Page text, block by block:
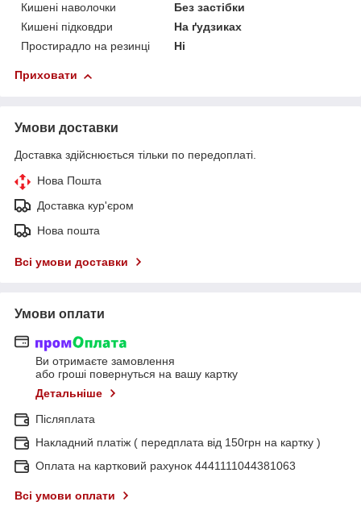
Кишені наволочки
Без застібки
Кишені підковдри
На ґудзиках
Простирадло на резинці
Ні
Приховати
Умови доставки
Доставка здійснюється тільки по передоплаті.
Нова Пошта
Доставка кур'єром
Нова пошта
Всі умови доставки
Умови оплати
Ви отримаєте замовлення
або гроші повернуться на вашу картку
Детальніше
Післяплата
Накладний платіж ( передплата від 150грн на картку )
Оплата на картковий рахунок 4441111044381063
Всі умови оплати